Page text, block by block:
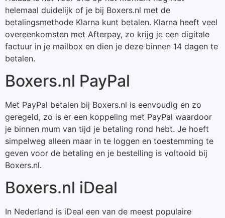
helemaal duidelijk of je bij Boxers.nl met de
betalingsmethode Klarna kunt betalen. Klarna heeft veel
overeenkomsten met Afterpay, zo krijg je een digitale
factuur in je mailbox en dien je deze binnen 14 dagen te
betalen.
Boxers.nl PayPal
Met PayPal betalen bij Boxers.nl is eenvoudig en zo
geregeld, zo is er een koppeling met PayPal waardoor
je binnen mum van tijd je betaling rond hebt. Je hoeft
simpelweg alleen maar in te loggen en toestemming te
geven voor de betaling en je bestelling is voltooid bij
Boxers.nl.
Boxers.nl iDeal
In Nederland is iDeal een van de meest populaire